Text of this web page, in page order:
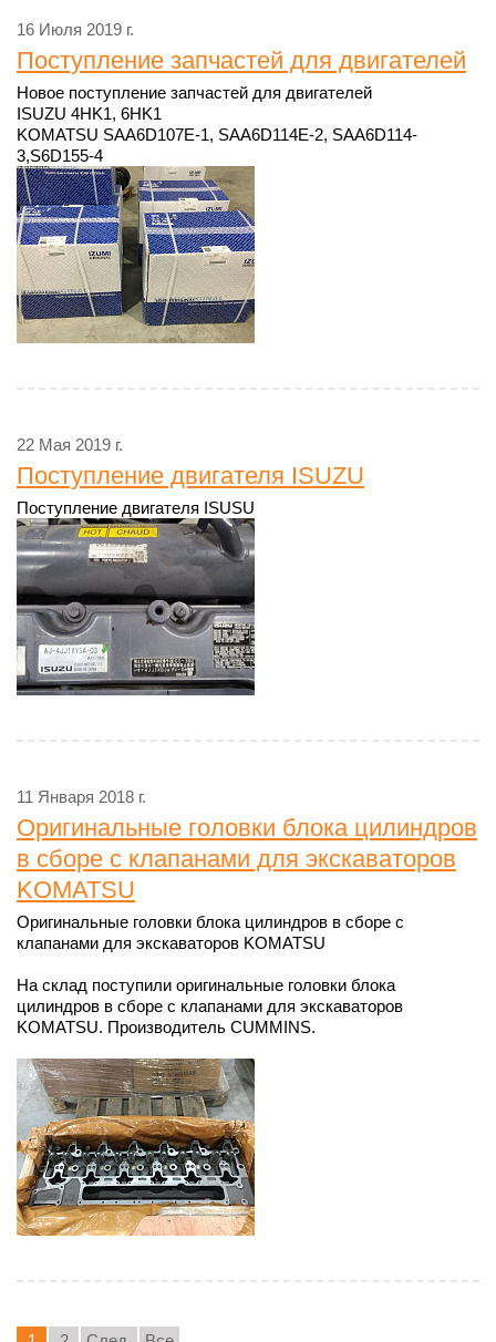
16 Июля 2019 г.
Поступление запчастей для двигателей
Новое поступление запчастей для двигателей
ISUZU 4HK1, 6HK1
KOMATSU SAA6D107E-1, SAA6D114E-2, SAA6D114-
3,S6D155-4
22 Мая 2019 г.
Поступление двигателя ISUZU
Поступление двигателя ISUSU
11 Января 2018 г.
Оригинальные головки блока цилиндров
в сборе с клапанами для экскаваторов
KOMATSU
Оригинальные головки блока цилиндров в сборе с
клапанами для экскаваторов KOMATSU
На склад поступили оригинальные головки блока
цилиндров в сборе с клапанами для экскаваторов
KOMATSU. Производитель CUMMINS.